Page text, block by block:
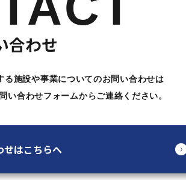
合わせ
る施設や事業についてのお問い合わせは
い合わせフォームからご連絡ください。
せはこちらへ